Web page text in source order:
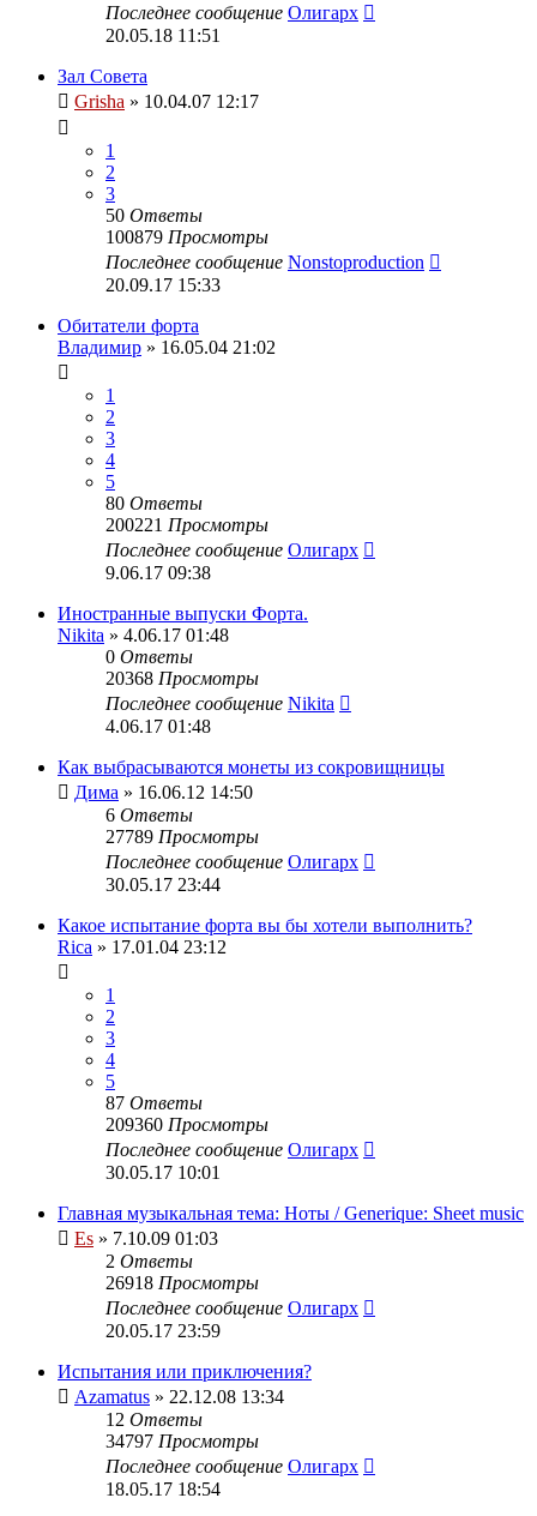
Последнее сообщение Олигарх
20.05.18 11:51
Зал Совета
Grisha » 10.04.07 12:17
1
2
3
50 Ответы
100879 Просмотры
Последнее сообщение Nonstoproduction
20.09.17 15:33
Обитатели форта
Владимир » 16.05.04 21:02
1
2
3
4
5
80 Ответы
200221 Просмотры
Последнее сообщение Олигарх
9.06.17 09:38
Иностранные выпуски Форта.
Nikita » 4.06.17 01:48
0 Ответы
20368 Просмотры
Последнее сообщение Nikita
4.06.17 01:48
Как выбрасываются монеты из сокровищницы
Дима » 16.06.12 14:50
6 Ответы
27789 Просмотры
Последнее сообщение Олигарх
30.05.17 23:44
Какое испытание форта вы бы хотели выполнить?
Rica » 17.01.04 23:12
1
2
3
4
5
87 Ответы
209360 Просмотры
Последнее сообщение Олигарх
30.05.17 10:01
Главная музыкальная тема: Ноты / Generique: Sheet music
Es » 7.10.09 01:03
2 Ответы
26918 Просмотры
Последнее сообщение Олигарх
20.05.17 23:59
Испытания или приключения?
Azamatus » 22.12.08 13:34
12 Ответы
34797 Просмотры
Последнее сообщение Олигарх
18.05.17 18:54